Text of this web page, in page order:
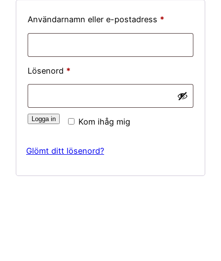
Användarnamn eller e-postadress *
Lösenord *
Kom ihåg mig
Logga in
Glömt ditt lösenord?